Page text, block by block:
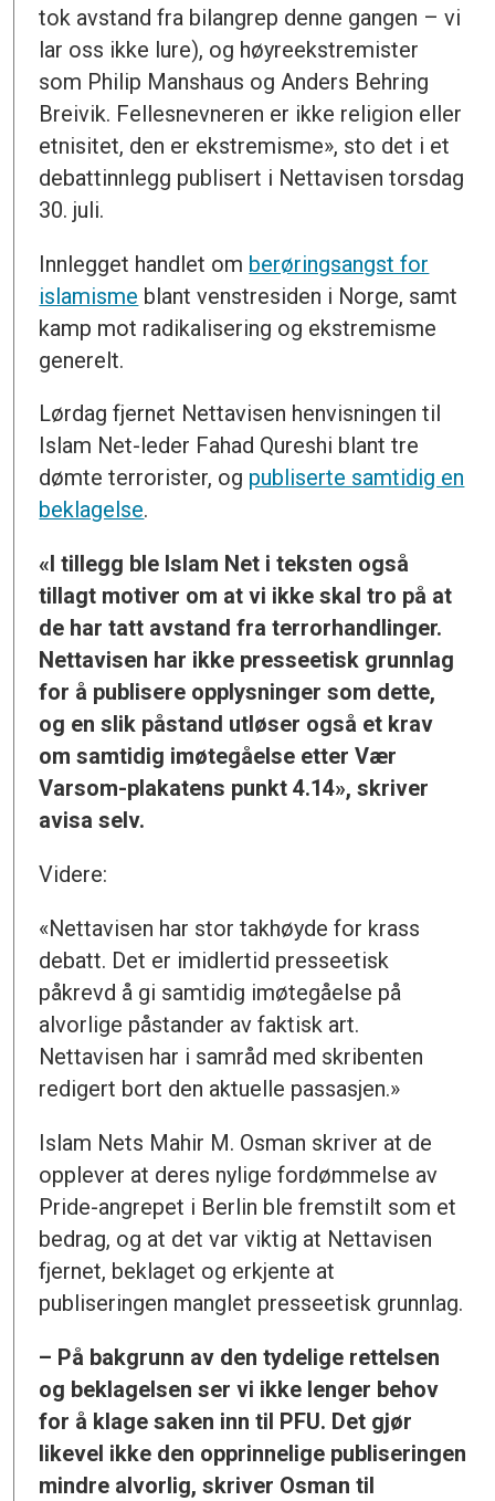
tok avstand fra bilangrep denne gangen – vi
lar oss ikke lure), og høyreekstremister
som Philip Manshaus og Anders Behring
Breivik. Fellesnevneren er ikke religion eller
etnisitet, den er ekstremisme», sto det i et
debattinnlegg publisert i Nettavisen torsdag
30. juli.
Innlegget handlet om berøringsangst for
islamisme blant venstresiden i Norge, samt
kamp mot radikalisering og ekstremisme
generelt.
Lørdag fjernet Nettavisen henvisningen til
Islam Net-leder Fahad Qureshi blant tre
dømte terrorister, og publiserte samtidig en
beklagelse.
«I tillegg ble Islam Net i teksten også
tillagt motiver om at vi ikke skal tro på at
de har tatt avstand fra terrorhandlinger.
Nettavisen har ikke presseetisk grunnlag
for å publisere opplysninger som dette,
og en slik påstand utløser også et krav
om samtidig imøtegåelse etter Vær
Varsom-plakatens punkt 4.14», skriver
avisa selv.
Videre:
«Nettavisen har stor takhøyde for krass
debatt. Det er imidlertid presseetisk
påkrevd å gi samtidig imøtegåelse på
alvorlige påstander av faktisk art.
Nettavisen har i samråd med skribenten
redigert bort den aktuelle passasjen.»
Islam Nets Mahir M. Osman skriver at de
opplever at deres nylige fordømmelse av
Pride-angrepet i Berlin ble fremstilt som et
bedrag, og at det var viktig at Nettavisen
fjernet, beklaget og erkjente at
publiseringen manglet presseetisk grunnlag.
– På bakgrunn av den tydelige rettelsen
og beklagelsen ser vi ikke lenger behov
for å klage saken inn til PFU. Det gjør
likevel ikke den opprinnelige publiseringen
mindre alvorlig, skriver Osman til